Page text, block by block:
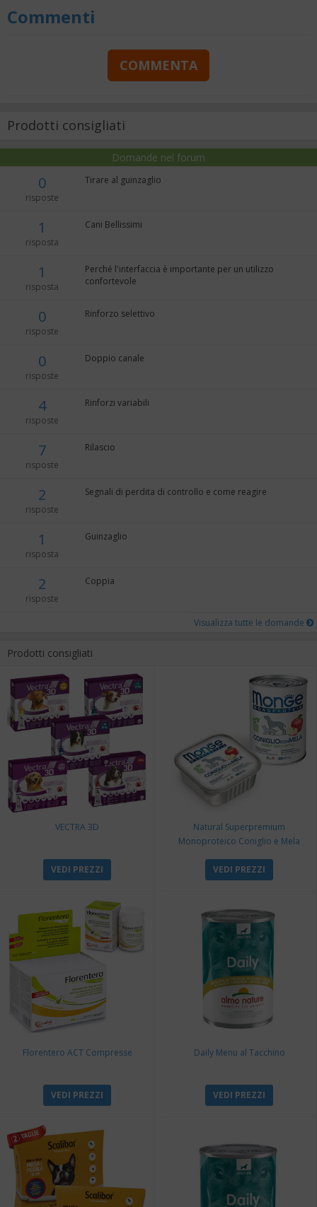
Commenti
COMMENTA
Prodotti consigliati
Domande nel forum
0
risposte
Tirare al guinzaglio
1
risposta
Cani Bellissimi
1
risposta
Perché l'interfaccia è importante per un utilizzo
confortevole
0
risposte
Rinforzo selettivo
0
risposte
Doppio canale
4
risposte
Rinforzi variabili
7
risposte
Rilascio
2
risposte
Segnali di perdita di controllo e come reagire
1
risposta
Guinzaglio
2
risposte
Coppia
Visualizza tutte le domande
Prodotti consigliati
VECTRA 3D
VEDI PREZZI
Natural Superpremium
Monoproteico Coniglio e Mela
VEDI PREZZI
Florentero ACT Compresse
VEDI PREZZI
Daily Menu al Tacchino
VEDI PREZZI